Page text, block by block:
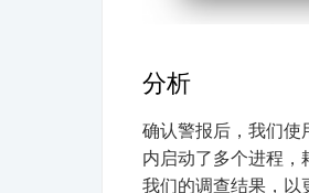
分析
确认警报后，我们使
内启动了多个进程，
我们的调查结果，以